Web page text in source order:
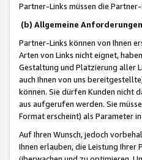
Partner-Links müssen die
(b) Allgemeine
Partner-Links können von Ihnen
Arten von Links nicht eignet,
Gestaltung und Platzierung aller
auch Ihnen von uns
können. Sie dürfen Kunden nicht
aus aufgerufen werden. Sie
Format erscheint) als Parameter
Auf Ihren Wunsch, jedoch
Ihnen erlauben, die Leistung